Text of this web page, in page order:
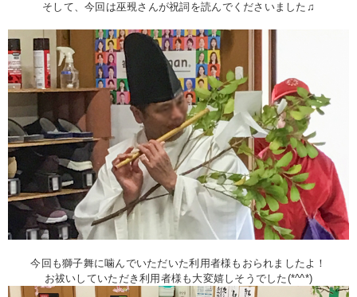
そして、今回は巫覡さんが祝詞を読んでくださいました♫
今回も獅子舞に噛んでいただいた利用者様もおられましたよ！
お祓いしていただき利用者様も大変嬉しそうでした(*^^*)